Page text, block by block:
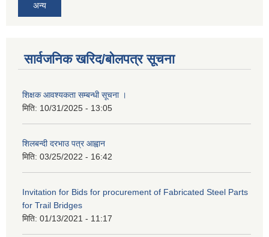
अन्य
सार्वजनिक खरिद/बोलपत्र सूचना
शिक्षक आवश्यकता सम्बन्धी सूचना ।
मिति: 10/31/2025 - 13:05
शिलबन्दी दरभाउ पत्र आह्वान
मिति: 03/25/2022 - 16:42
Invitation for Bids for procurement of Fabricated Steel Parts
for Trail Bridges
मिति: 01/13/2021 - 11:17